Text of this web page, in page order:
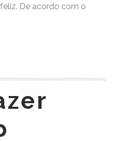
De acordo com o